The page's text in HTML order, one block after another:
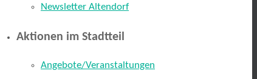
Newsletter Altendorf
Aktionen im Stadtteil
Angebote/Veranstaltungen